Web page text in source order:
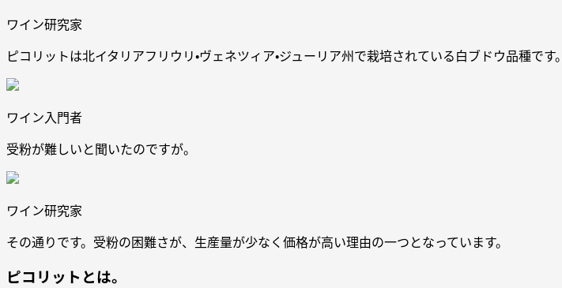
ワイン研究家
ピコリットは北イタリアフリウリ・ヴェネツィア・ジューリア州で栽培されている白ブドウ品種です。
ワイン入門者
受粉が難しいと聞いたのですが。
ワイン研究家
その通りです。受粉の困難さが、生産量が少なく価格が高い理由の一つとなっています。
ピコリットとは。